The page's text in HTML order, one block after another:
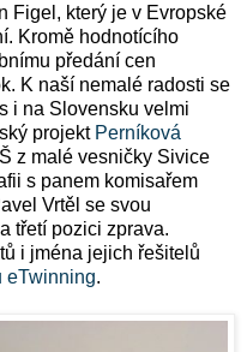
Figel, který je v Evropské
Kromě hodnotícího
předání cen
K naší nemalé radosti se
i na Slovensku velmi
projekt Perníková
z malé vesničky Sivice
s panem komisařem
Vrtěl se svou
třetí pozici zprava.
i jména jejich řešitelů
eTwinning.